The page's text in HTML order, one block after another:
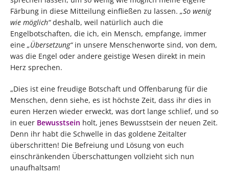
Färbung in diese Mitteilung einfließen zu lassen. „So wenig
wie möglich“deshalb, weil natürlich auch die
Engelbotschaften, die ich, ein Mensch, empfange, immer
eine „Übersetzung“in unsere Menschenworte sind, von dem,
was die Engel oder andere geistige Wesen direkt in mein
Herz sprechen.
„Dies ist eine freudige Botschaft und Offenbarung für die
Menschen, denn siehe, es ist höchste Zeit, dass ihr dies in
euren Herzen wieder erweckt, was dort lange schlief, und so
in euer Bewusstsein holt, jenes Bewusstsein der neuen Zeit.
Denn ihr habt die Schwelle in das goldene Zeitalter
überschritten! Die Befreiung und Lösung von euch
einschränkenden Überschattungen vollzieht sich nun
unaufhaltsam!